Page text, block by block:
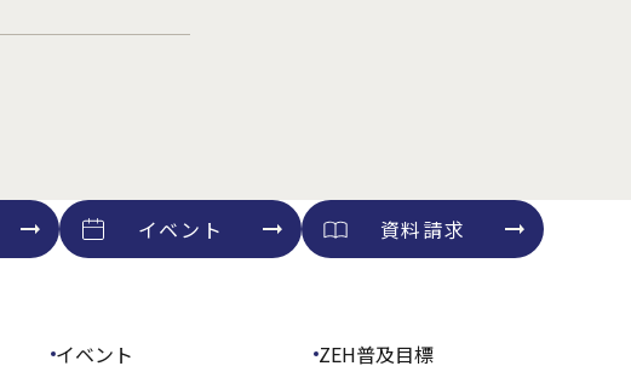
イベント 資料請求
イベント ZEH普及目標